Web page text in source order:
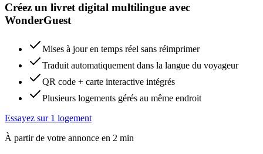
Créez un livret digital multilingue avec
WonderGuest
Mises à jour en temps réel sans réimprimer
Traduit automatiquement dans la langue du voyageur
QR code + carte interactive intégrés
Plusieurs logements gérés au même endroit
Essayez sur 1 logement
À partir de votre annonce en 2 min